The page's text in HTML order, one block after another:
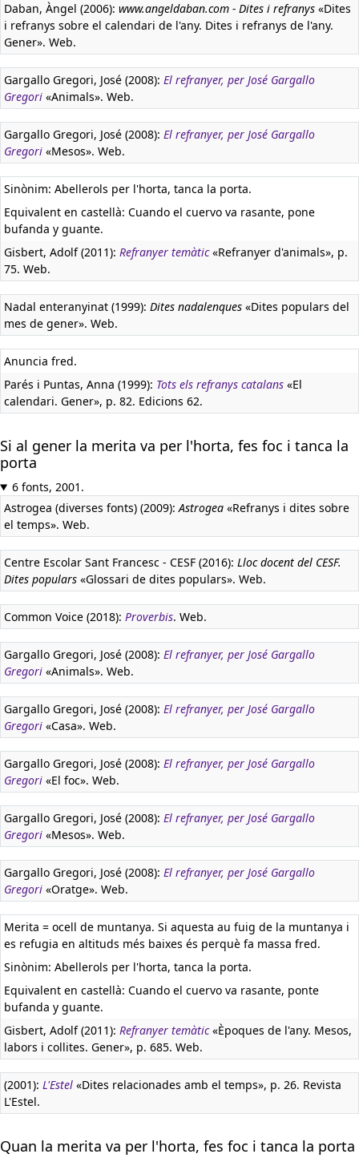
Daban, Àngel (2006): www.angeldaban.com - Dites i refranys «Dites
i refranys sobre el calendari de l'any. Dites i refranys de l'any.
Gener». Web.
Gargallo Gregori, José (2008): El refranyer, per José Gargallo
Gregori «Animals». Web.
Gargallo Gregori, José (2008): El refranyer, per José Gargallo
Gregori «Mesos». Web.
Sinònim: Abellerols per l'horta, tanca la porta.
Equivalent en castellà: Cuando el cuervo va rasante, pone
bufanda y guante.
Gisbert, Adolf (2011): Refranyer temàtic«Refranyer d'animals», p.
75. Web.
Nadal enteranyinat (1999): Dites nadalenques «Dites populars del
mes de gener». Web.
Anuncia fred.
Parés i Puntas, Anna (1999): Tots els refranys catalans «El
calendari. Gener», p. 82. Edicions 62.
Si al gener la merita va per l'horta, fes foc i tanca la
porta
6 fonts, 2001.
Astrogea (diverses fonts) (2009):Astrogea «Refranys i dites sobre
el temps». Web.
Centre Escolar Sant Francesc - CESF (2016): Lloc docent del CESF.
Dites populars «Glossari de dites populars». Web.
Common Voice (2018): Proverbis. Web.
Gargallo Gregori, José (2008): El refranyer, per José Gargallo
Gregori «Animals». Web.
Gargallo Gregori, José (2008): El refranyer, per José Gargallo
Gregori «Casa». Web.
Gargallo Gregori, José (2008): El refranyer, per José Gargallo
Gregori «El foc». Web.
Gargallo Gregori, José (2008): El refranyer, per José Gargallo
Gregori «Mesos». Web.
Gargallo Gregori, José (2008): El refranyer, per José Gargallo
Gregori «Oratge». Web.
Merita = ocell de muntanya. Si aquesta au fuig de la muntanya i
es refugia en altituds més baixes és perquè fa massa fred.
Sinònim: Abellerols per l'horta, tanca la porta.
Equivalent en castellà: Cuando el cuervo va rasante, ponte
bufanda y guante.
Gisbert, Adolf (2011): Refranyer temàtic«Èpoques de l'any. Mesos,
labors i collites. Gener», p. 685. Web.
(2001): L'Estel «Dites relacionades amb el temps», p. 26. Revista
L'Estel.
Quan la merita va per l'horta, fes foc i tanca la porta